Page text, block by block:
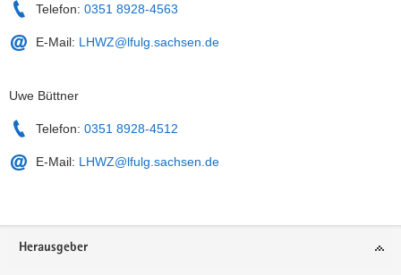
Telefon: 0351 8928-4563
E-Mail: LHWZ@lfulg.sachsen.de
Uwe Büttner
Telefon: 0351 8928-4512
E-Mail: LHWZ@lfulg.sachsen.de
Service
Herausgeber